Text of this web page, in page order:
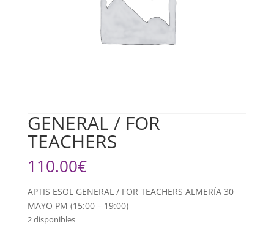
GENERAL / FOR
TEACHERS
110.00€
APTIS ESOL GENERAL / FOR TEACHERS ALMERÍA 30
MAYO PM (15:00 – 19:00)
2 disponibles